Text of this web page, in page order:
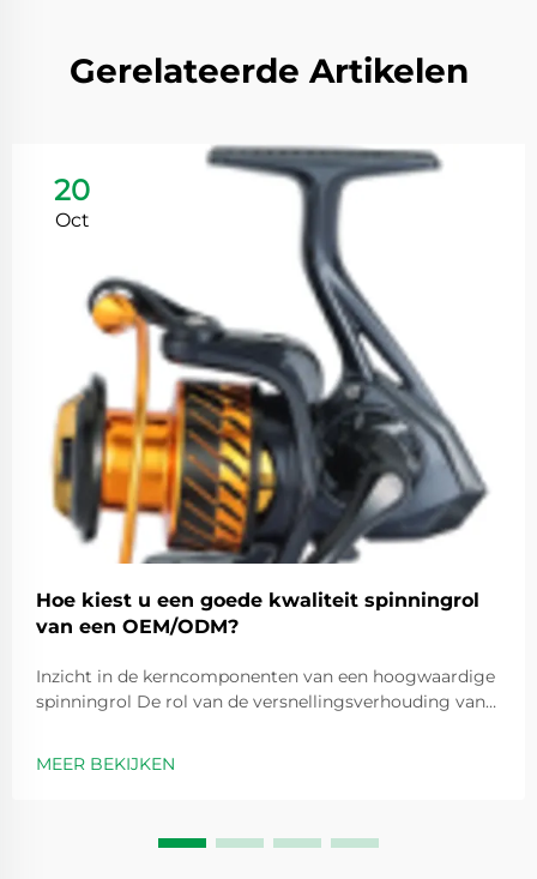
Gerelateerde Artikelen
20
Oct
Hoe kiest u een goede kwaliteit spinningrol
van een OEM/ODM?
Inzicht in de kerncomponenten van een hoogwaardige
spinningrol De rol van de versnellingsverhouding van
op 1 die aangeven hoe vaak de spoel ronddraait elke
MEER BEKIJKEN